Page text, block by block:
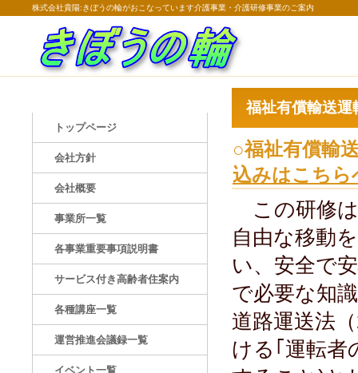
株式会社貴陽:きぼうの輪がおこなっています介護事業・介護研修事業のご案内
福祉有償輸送運
○福祉有
込みはこちら
この研修は
自由な移動
い、安全で
で必要な知
道路運送法
ける｢運転者
トップページ
会社方針
会社概要
事業所一覧
各事業重要事項説明書
サービス付き高齢者住案内
各種講座一覧
運営推進会議録一覧
イベント一覧